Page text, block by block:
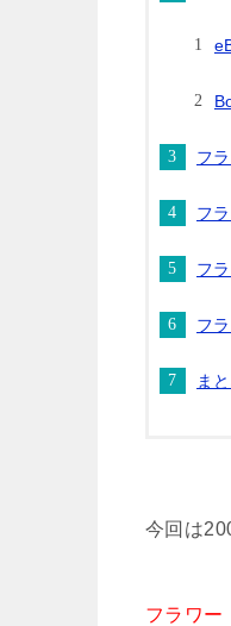
フ
フ
フ
フ
ま
今回は
フラワー